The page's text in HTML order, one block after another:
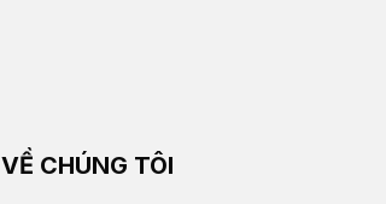
VỀ CHÚNG TÔI